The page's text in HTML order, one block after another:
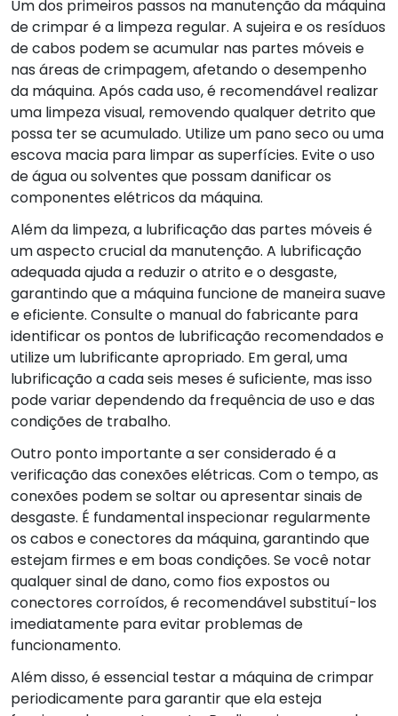
Um dos primeiros passos na manutenção da máquina
de crimpar é a limpeza regular. A sujeira e os resíduos
de cabos podem se acumular nas partes móveis e
nas áreas de crimpagem, afetando o desempenho
da máquina. Após cada uso, é recomendável realizar
uma limpeza visual, removendo qualquer detrito que
possa ter se acumulado. Utilize um pano seco ou uma
escova macia para limpar as superfícies. Evite o uso
de água ou solventes que possam danificar os
componentes elétricos da máquina.
Além da limpeza, a lubrificação das partes móveis é
um aspecto crucial da manutenção. A lubrificação
adequada ajuda a reduzir o atrito e o desgaste,
garantindo que a máquina funcione de maneira suave
e eficiente. Consulte o manual do fabricante para
identificar os pontos de lubrificação recomendados e
utilize um lubrificante apropriado. Em geral, uma
lubrificação a cada seis meses é suficiente, mas isso
pode variar dependendo da frequência de uso e das
condições de trabalho.
Outro ponto importante a ser considerado é a
verificação das conexões elétricas. Com o tempo, as
conexões podem se soltar ou apresentar sinais de
desgaste. É fundamental inspecionar regularmente
os cabos e conectores da máquina, garantindo que
estejam firmes e em boas condições. Se você notar
qualquer sinal de dano, como fios expostos ou
conectores corroídos, é recomendável substituí-los
imediatamente para evitar problemas de
funcionamento.
Além disso, é essencial testar a máquina de crimpar
periodicamente para garantir que ela esteja